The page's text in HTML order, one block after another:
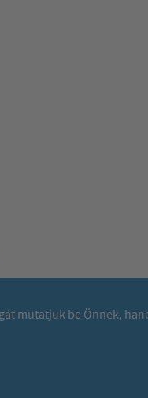
mutatjuk be Önnek,